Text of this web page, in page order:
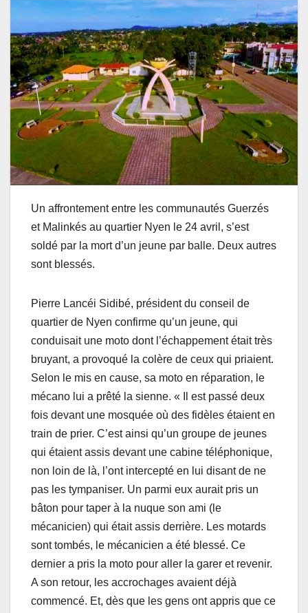
Un affrontement entre les communautés Guerzés
et Malinkés au quartier Nyen le 24 avril, s’est
soldé par la mort d’un jeune par balle. Deux autres
sont blessés.
Pierre Lancéi Sidibé, président du conseil de
quartier de Nyen confirme qu’un jeune, qui
conduisait une moto dont l’échappement était très
bruyant, a provoqué la colère de ceux qui priaient.
Selon le mis en cause, sa moto en réparation, le
mécano lui a prêté la sienne. « Il est passé deux
fois devant une mosquée où des fidèles étaient en
train de prier. C’est ainsi qu’un groupe de jeunes
qui étaient assis devant une cabine téléphonique,
non loin de là, l’ont intercepté en lui disant de ne
pas les tympaniser. Un parmi eux aurait pris un
bâton pour taper à la nuque son ami (le
mécanicien) qui était assis derrière. Les motards
sont tombés, le mécanicien a été blessé. Ce
dernier a pris la moto pour aller la garer et revenir.
A son retour, les accrochages avaient déjà
commencé. Et, dès que les gens ont appris que ce